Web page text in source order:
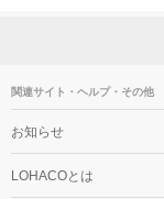
関連サイト・ヘルプ・その他
お知らせ
LOHACOとは